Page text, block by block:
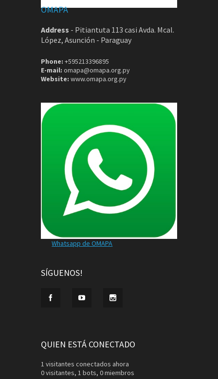
OMAPA
Address - Pitiantuta 113 casi Avda. Mcal.
López, Asunción - Paraguay
Phone: +595213396895
E-mail: omapa@omapa.org.py
Website: www.omapa.org.py
Whatsapp de OMAPA
SÍGUENOS!
QUIEN ESTÁ CONECTADO
1 visitantes conectados ahora
0 visitantes, 1 bots, 0 miembros